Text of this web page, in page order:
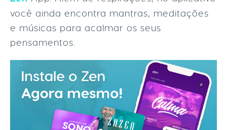
você ainda encontra mantras, meditações
e músicas para acalmar os seus
pensamentos.